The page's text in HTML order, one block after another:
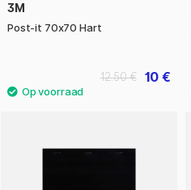
3M
Post-it 70x70 Hart
10 €
12.50 €